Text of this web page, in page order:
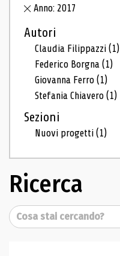
Anno: 2017
Autori
Claudia Filippazzi(1)
Federico Borgna(1)
Giovanna Ferro(1)
Stefania Chiavero(1)
Sezioni
Nuovi progetti(1)
Ricerca
Cerca